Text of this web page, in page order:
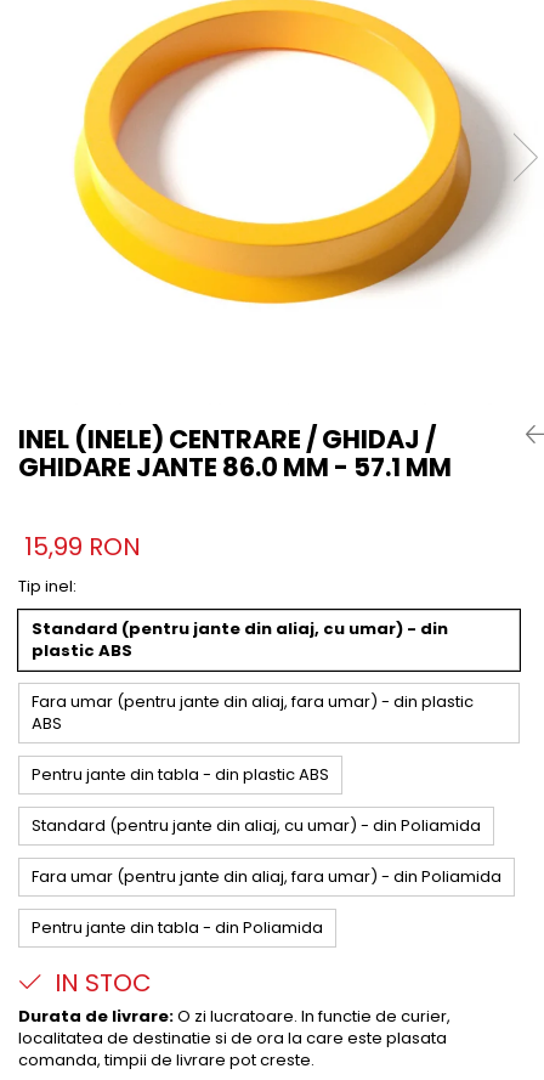
INEL (INELE) CENTRARE / GHIDAJ /
GHIDARE JANTE 86.0 MM - 57.1 MM
15,99 RON
Tip inel:
Standard (pentru jante din aliaj, cu umar) - din
plastic ABS
Fara umar (pentru jante din aliaj, fara umar) - din plastic
ABS
Pentru jante din tabla - din plastic ABS
Standard (pentru jante din aliaj, cu umar) - din Poliamida
Fara umar (pentru jante din aliaj, fara umar) - din Poliamida
Pentru jante din tabla - din Poliamida
IN STOC
Durata de livrare:O zi lucratoare. In functie de curier,
localitatea de destinatie si de ora la care este plasata
comanda, timpii de livrare pot creste.